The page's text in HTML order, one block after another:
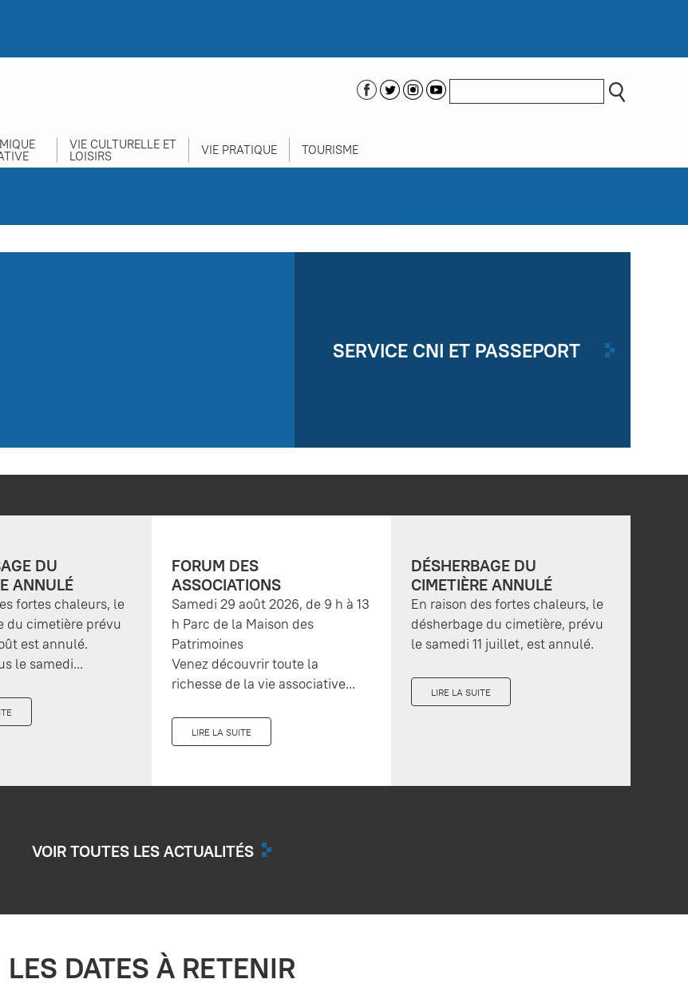
VIE CULTURELLE ET
LOISIRS VIE PRATIQUE TOURISME
SERVICE CNI ET PASSEPORT
DU
ANNULÉ
fortes chaleurs, le
du cimetière prévu
est annulé.
le samedi...
FORUM DES
ASSOCIATIONS
Samedi 29 août 2026, de 9 h à 13
h Parc de la Maison des
Patrimoines
Venez découvrir toute la
richesse de la vie associative...
LIRE LA SUITE
DÉSHERBAGE DU
CIMETIÈRE ANNULÉ
En raison des fortes chaleurs, le
désherbage du cimetière, prévu
le samedi 11 juillet, est annulé.
LIRE LA SUITE
VOIR TOUTES LES ACTUALITÉS
LES DATES À RETENIR